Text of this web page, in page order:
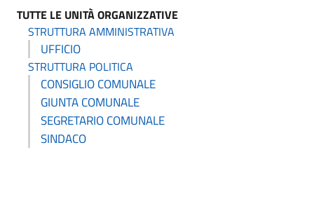
TUTTE LE UNITÀ ORGANIZZATIVE
STRUTTURA AMMINISTRATIVA
UFFICIO
STRUTTURA POLITICA
CONSIGLIO COMUNALE
GIUNTA COMUNALE
SEGRETARIO COMUNALE
SINDACO